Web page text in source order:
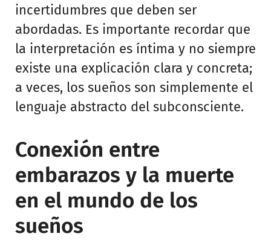
incertidumbres que deben ser
abordadas. Es importante recordar que
la interpretación es íntima y no siempre
existe una explicación clara y concreta;
a veces, los sueños son simplemente el
lenguaje abstracto del subconsciente.
Conexión entre
embarazos y la muerte
en el mundo de los
sueños